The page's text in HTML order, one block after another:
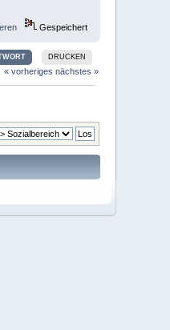
Gespeichert
DRUCKEN
« vorheriges nächstes »